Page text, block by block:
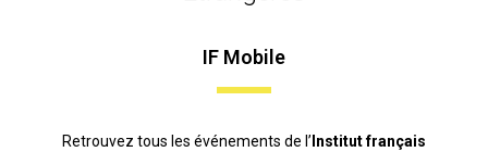
IF Mobile
Retrouvez tous les événements de l’ Institut français